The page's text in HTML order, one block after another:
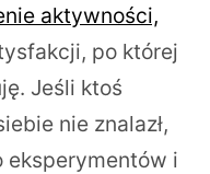
aktywności,
po której
Jeśli ktoś
nie znalazł,
eksperymentów i